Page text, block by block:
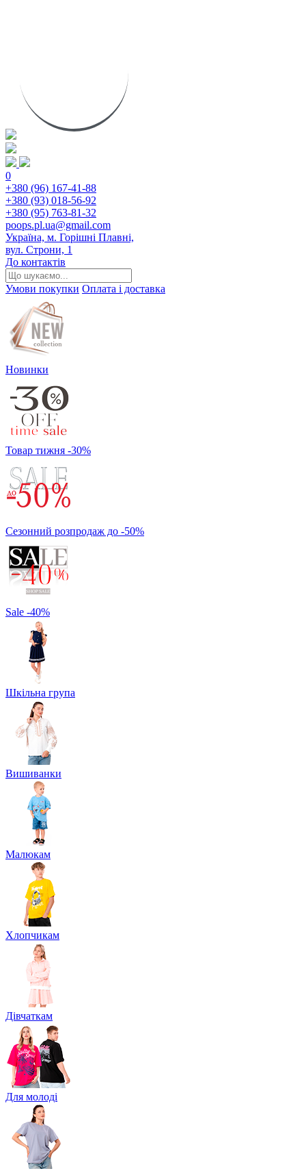
0
+380 (96) 167-41-88
+380 (93) 018-56-92
+380 (95) 763-81-32
poops.pl.ua@gmail.com
Україна, м. Горішні Плавні,
вул. Строни, 1
До контактів
Умови покупки Оплата і доставка
Новинки
Товар тижня -30%
Сезонний розпродаж до -50%
Sale -40%
Шкільна група
Вишиванки
Малюкам
Хлопчикам
Дівчаткам
Для молоді